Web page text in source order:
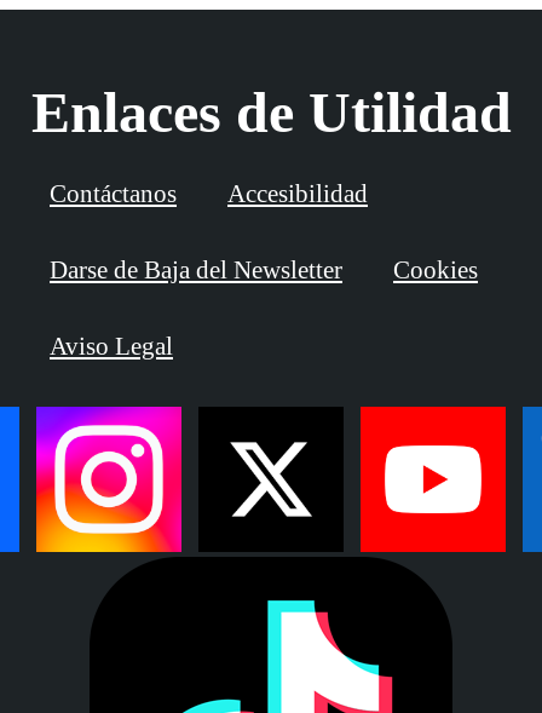
Enlaces de Utilidad
Contáctanos Accesibilidad
Darse de Baja del Newsletter Cookies
Aviso Legal